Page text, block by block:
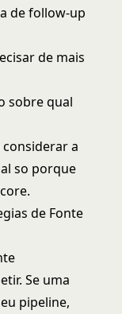
de follow-up
de mais
sobre qual
a
so porque
de Fonte
Se uma
pipeline,